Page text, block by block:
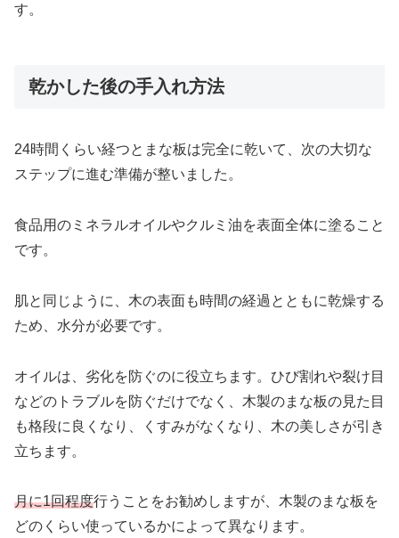
す。
乾かした後の手入れ方法
24時間くらい経つとまな板は完全に乾いて、次の大切な
ステップに進む準備が整いました。
食品用のミネラルオイルやクルミ油を表面全体に塗ること
です。
肌と同じように、木の表面も時間の経過とともに乾燥する
ため、水分が必要です。
オイルは、劣化を防ぐのに役立ちます。ひび割れや裂け目
などのトラブルを防ぐだけでなく、木製のまな板の見た目
も格段に良くなり、くすみがなくなり、木の美しさが引き
立ちます。
月に1回程度行うことをお勧めしますが、木製のまな板を
どのくらい使っているかによって異なります。